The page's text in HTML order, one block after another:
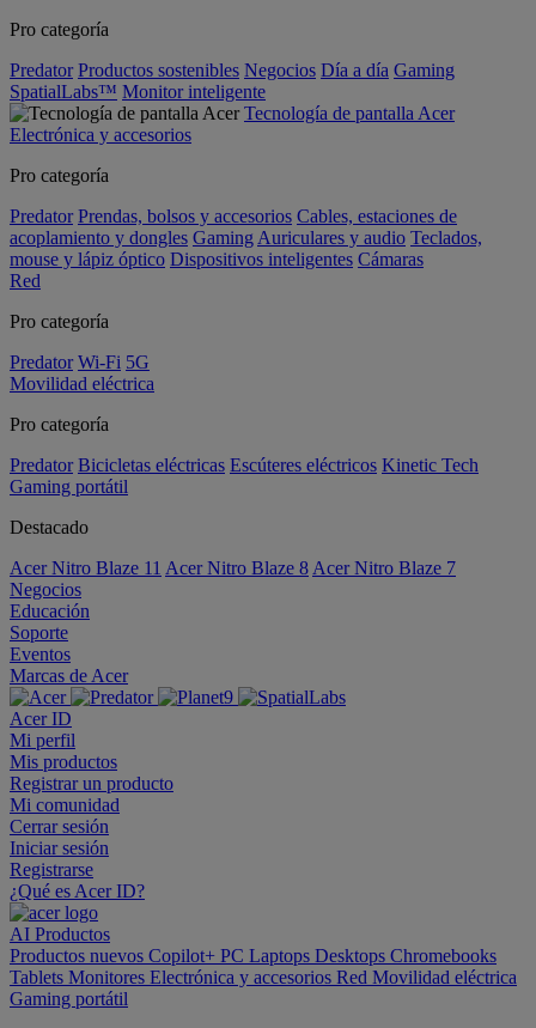
Pro categoría
Predator Productos sostenibles Negocios Día a día Gaming
SpatialLabs™ Monitor inteligente
Tecnología de pantalla Acer
Electrónica y accesorios
Pro categoría
Predator Prendas, bolsos y accesorios Cables, estaciones de
acoplamiento y dongles Gaming Auriculares y audio Teclados,
mouse y lápiz óptico Dispositivos inteligentes Cámaras
Red
Pro categoría
Predator Wi-Fi 5G
Movilidad eléctrica
Pro categoría
Predator Bicicletas eléctricas Escúteres eléctricos Kinetic Tech
Gaming portátil
Destacado
Acer Nitro Blaze 11 Acer Nitro Blaze 8 Acer Nitro Blaze 7
Negocios
Educación
Soporte
Eventos
Marcas de Acer
Acer ID
Mi perfil
Mis productos
Registrar un producto
Mi comunidad
Cerrar sesión
Iniciar sesión
Registrarse
¿Qué es Acer ID?
AI Productos
Productos nuevos Copilot+ PC Laptops Desktops Chromebooks
Tablets Monitores Electrónica y accesorios Red Movilidad eléctrica
Gaming portátil